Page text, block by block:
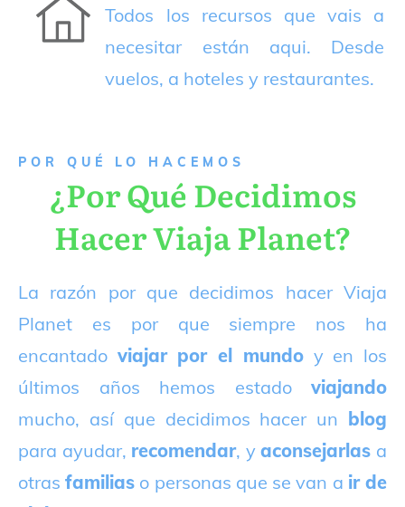
Todos los recursos que vais a
necesitar están aqui. Desde
vuelos, a hoteles y restaurantes.
P OR QUÉ LO HACEMOS
¿Por Qué Decidimos
Hacer Viaja Planet?
La razón por que decidimos hacer Viaja
Planet es por que siempre nos ha
encantado viajar por el mundoy en los
últimos años hemos estado viajando
mucho, así que decidimos hacer un blog
para ayudar, recomendar, yaconsejarlas a
otrasfamilias o personas que se van a ir de